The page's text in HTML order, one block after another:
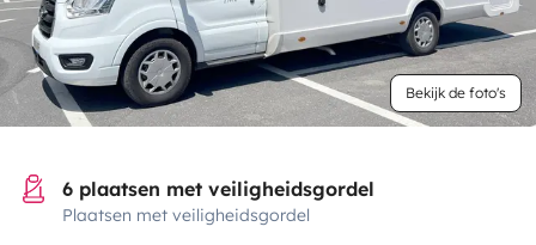
Bekijk de foto's
6 plaatsen met veiligheidsgordel
Plaatsen met veiligheidsgordel